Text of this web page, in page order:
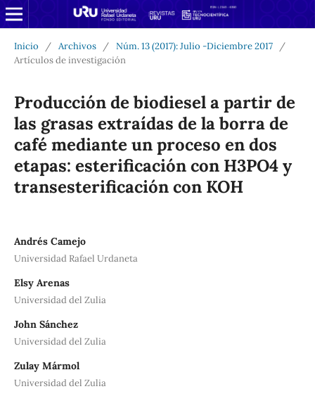
Inicio / Archivos / Núm. 13 (2017): Julio -Diciembre 2017
/
Artículos de investigación
Producción de biodiesel a partir de
las grasas extraídas de la borra de
café mediante un proceso en dos
etapas: esterificación con H3PO4 y
transesterificación con KOH
Andrés Camejo
Universidad Rafael Urdaneta
Elsy Arenas
Universidad del Zulia
John Sánchez
Universidad del Zulia
Zulay Mármol
Universidad del Zulia